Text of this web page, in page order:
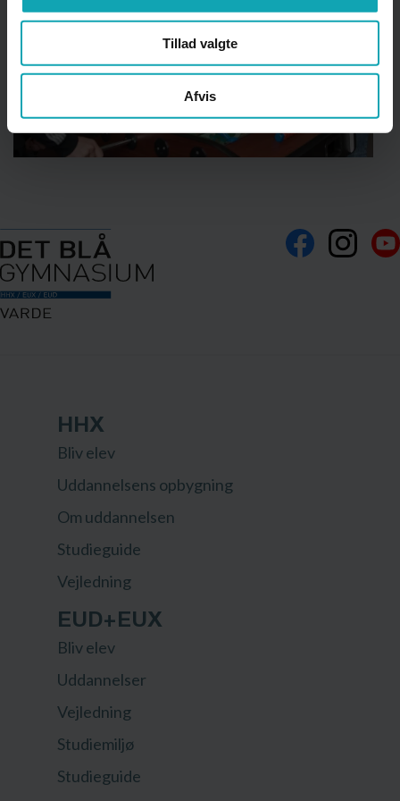
Tillad valgte
Afvis
HHX
Bliv elev
Uddannelsens opbygning
Om uddannelsen
Studieguide
Vejledning
EUD+EUX
Bliv elev
Uddannelser
Vejledning
Studiemiljø
Studieguide